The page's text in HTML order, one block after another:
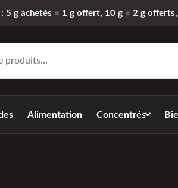
: 5 g achetés = 1 g offert, 10 g = 2 g
Alimentation Concentrés